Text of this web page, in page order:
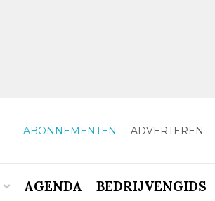
ABONNEMENTEN ADVERTEREN
AGENDA BEDRIJVENGIDS